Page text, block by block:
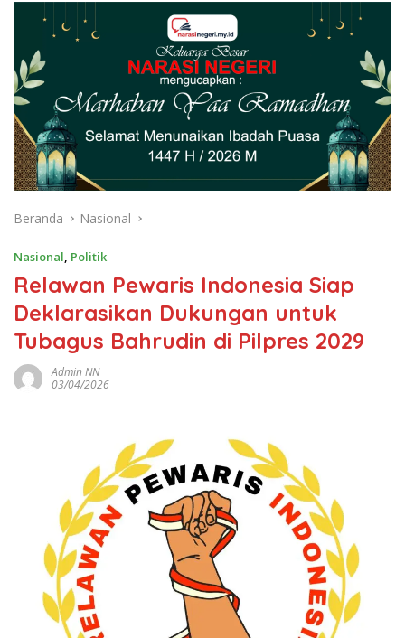
Beranda Nasional
Nasional, Politik
Relawan Pewaris Indonesia Siap
Deklarasikan Dukungan untuk
Tubagus Bahrudin di Pilpres 2029
Admin NN
03/04/2026